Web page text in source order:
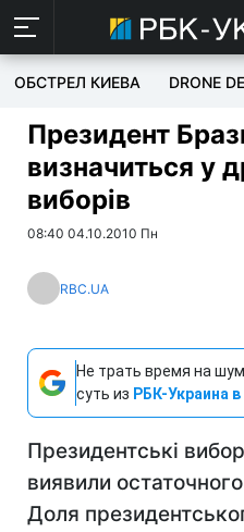
ОБСТРЕЛ КИЕВА DRONE
Президент
визначиться у
виборів
08:40 04.10.2010 Пн
RBC.UA
Не трать время на
суть из РБК-Украина
Президентські
виявили
Доля